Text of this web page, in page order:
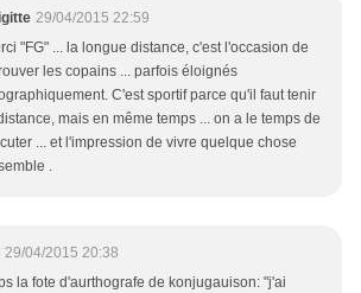
29/04/2015 22:59
"FG" ... la longue distance, c'est l'occasion de
les copains ... parfois éloignés
C'est sportif parce qu'il faut tenir
mais en même temps ... on a le temps de
... et l'impression de vivre quelque chose
.
29/04/2015 20:38
la fote d'aurthografe de konjugauison: "j'ai